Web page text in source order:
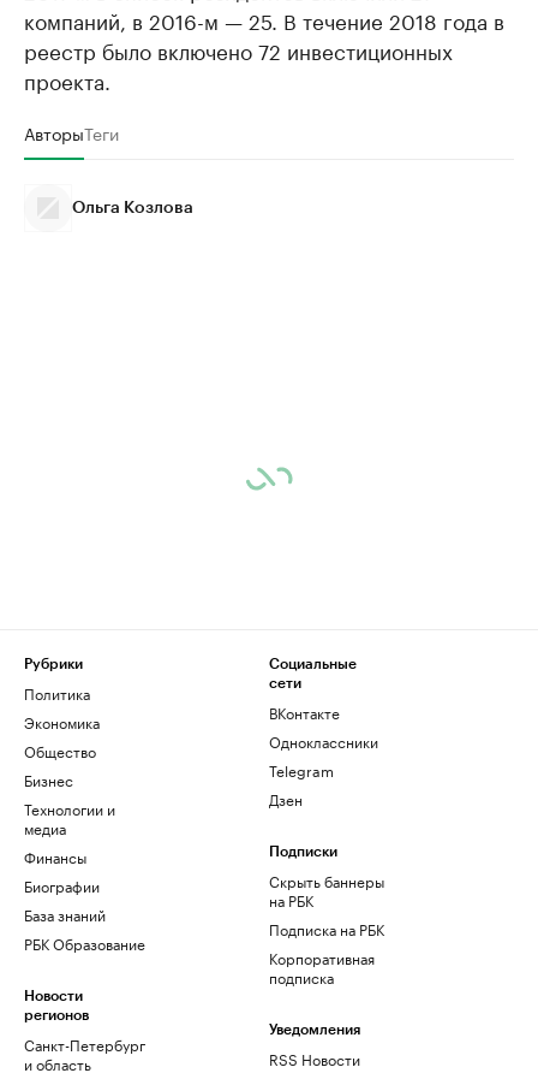
компаний, в 2016-м — 25. В течение 2018 года в
реестр было включено 72 инвестиционных
проекта.
АвторыТеги
Ольга Козлова
Рубрики
Политика
Экономика
Общество
Бизнес
Технологии и
медиа
Финансы
Биографии
База знаний
РБК Образование
Новости
регионов
Санкт-Петербург
и область
Социальные
сети
ВКонтакте
Одноклассники
Telegram
Дзен
Подписки
Скрыть баннеры
на РБК
Подписка на РБК
Корпоративная
подписка
Уведомления
RSS Новости